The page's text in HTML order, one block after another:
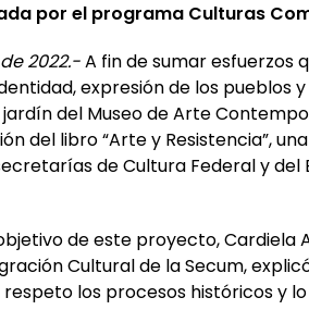
por el programa Culturas
2022.-A fin de sumar esfuerzos
expresión de los pueblos
jardín del Museo de Arte
del libro “Arte y Resistencia”,
de Cultura Federal y del
de este proyecto, Cardiela
Cultural de la Secum,
los procesos históricos y